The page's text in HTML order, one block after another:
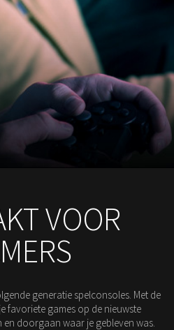
VOOR
generatie spelconsoles. Met de
favoriete games op de nieuwste
doorgaan waar je gebleven was.